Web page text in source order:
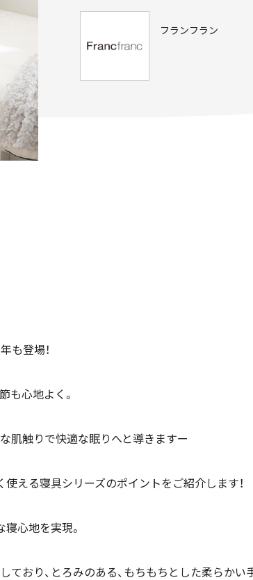
フランフラン
も登場！
も心地よく。
肌触りで快適な眠りへと導きますー
える寝具シリーズのポイントをご紹介します！
寝心地を実現。
ており、とろみのある、もちもちとした柔らかい